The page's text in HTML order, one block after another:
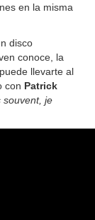
en la misma
disco
conoce, la
llevarte al
con Patrick
souvent, je